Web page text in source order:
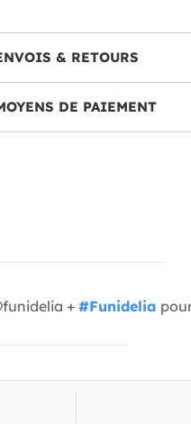
& RETOURS
DE PAIEMENT
+ #Funidelia